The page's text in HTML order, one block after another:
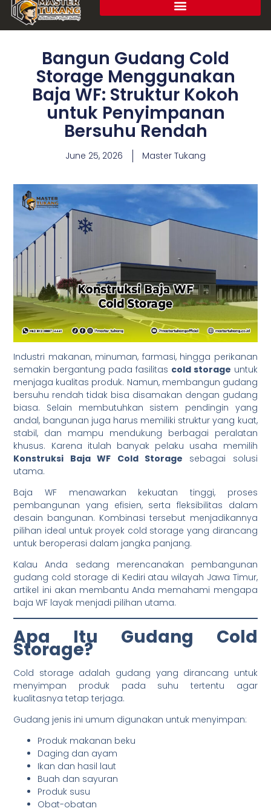
Bangun Gudang Cold
Storage Menggunakan
Baja WF: Struktur Kokoh
untuk Penyimpanan
Bersuhu Rendah
June 25, 2026 Master Tukang
Industri makanan, minuman, farmasi, hingga perikanan
semakin bergantung pada fasilitas cold storage untuk
menjaga kualitas produk. Namun, membangun gudang
bersuhu rendah tidak bisa disamakan dengan gudang
biasa. Selain membutuhkan sistem pendingin yang
andal, bangunan juga harus memiliki struktur yang kuat,
stabil, dan mampu mendukung berbagai peralatan
khusus. Karena itulah banyak pelaku usaha memilih
Konstruksi Baja WF Cold Storage sebagai solusi
utama.
Baja WF menawarkan kekuatan tinggi, proses
pembangunan yang efisien, serta fleksibilitas dalam
desain bangunan. Kombinasi tersebut menjadikannya
pilihan ideal untuk proyek cold storage yang dirancang
untuk beroperasi dalam jangka panjang.
Kalau Anda sedang merencanakan pembangunan
gudang cold storage di Kediri atau wilayah Jawa Timur,
artikel ini akan membantu Anda memahami mengapa
baja WF layak menjadi pilihan utama.
Apa Itu Gudang Cold
Storage?
Cold storage adalah gudang yang dirancang untuk
menyimpan produk pada suhu tertentu agar
kualitasnya tetap terjaga.
Gudang jenis ini umum digunakan untuk menyimpan:
Produk makanan beku
Daging dan ayam
Ikan dan hasil laut
Buah dan sayuran
Produk susu
Obat-obatan